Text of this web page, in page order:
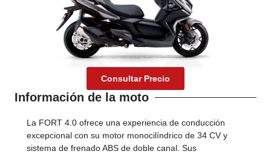
Consultar Precio
Información de la moto
La FORT 4.0 ofrece una experiencia de conducción
excepcional con su motor monocilíndrico de 34 CV y
sistema de frenado ABS de doble canal. Sus